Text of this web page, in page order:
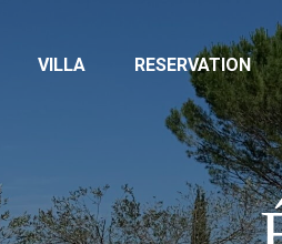
VILLA RESERVATION